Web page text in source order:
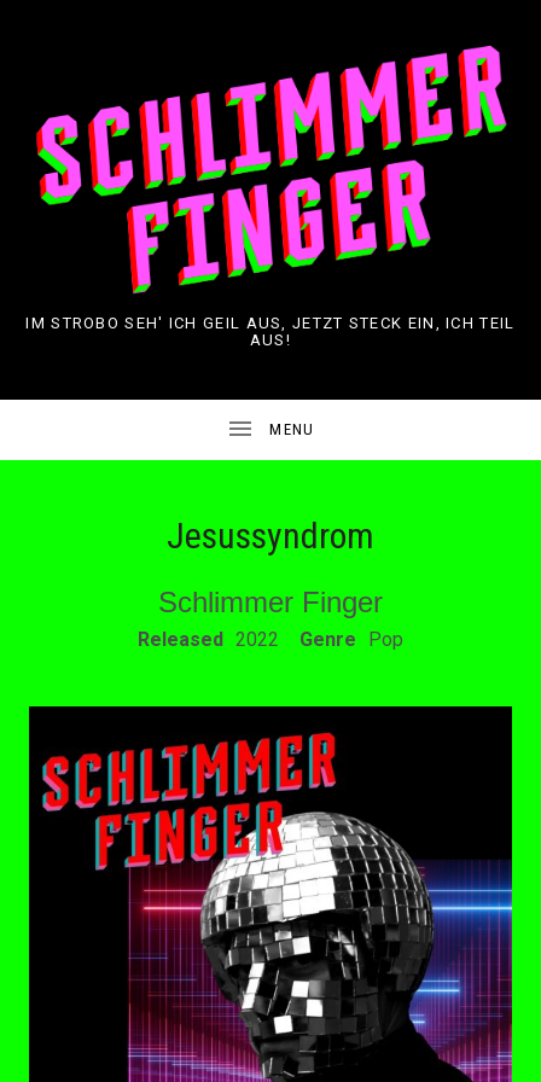
IM STROBO SEH' ICH GEIL AUS, JETZT STECK EIN, ICH TEIL
AUS!
Jesussyndrom
Schlimmer Finger
RECORD DETAILS
Released 2022 Genre Pop